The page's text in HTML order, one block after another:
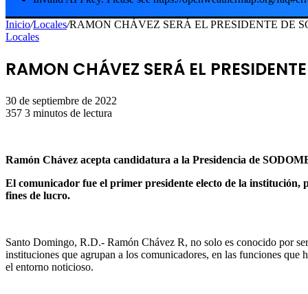
Inicio/Locales/RAMON CHÁVEZ SERÁ EL PRESIDENTE DE
Locales
RAMON CHÁVEZ SERÁ EL
30 de septiembre de 2022
357 3 minutos de lectura
Ramón Chávez acepta candidatura a la Presidencia de
El comunicador fue el primer presidente electo de la institución,
fines de lucro.
Santo Domingo, R.D.- Ramón Chávez R, no solo es conocido por
instituciones que agrupan a los comunicadores, en las funciones
el entorno noticioso.